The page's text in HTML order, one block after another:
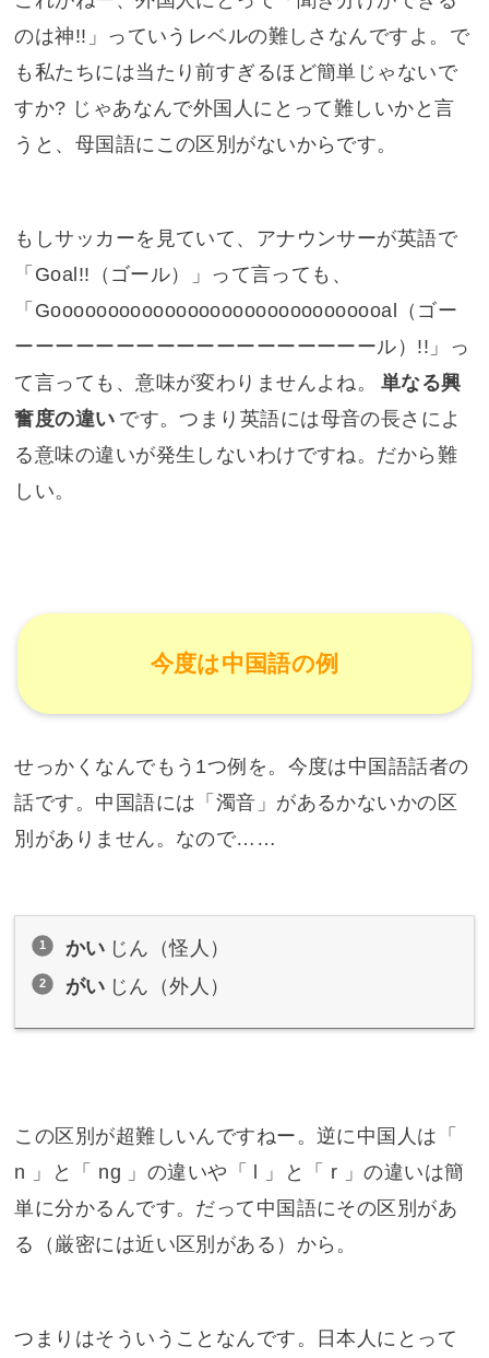
のは神!!」っていうレベルの難しさなんですよ。で
も私たちには当たり前すぎるほど簡単じゃないで
すか? じゃあなんで外国人にとって難しいかと言
うと、母国語にこの区別がないからです。
もしサッカーを見ていて、アナウンサーが英語で
「Goal!!（ゴール）」って言っても、
「Goooooooooooooooooooooooooooooal（ゴー
ーーーーーーーーーーーーーーーーーール）!!」っ
て言っても、意味が変わりませんよね。
単なる興
奮度の違い です。つまり英語には母音の長さによ
る意味の違いが発生しないわけですね。だから難
しい。
今度は中国語の例
せっかくなんでもう1つ例を。今度は中国語話者の
話です。中国語には「濁音」があるかないかの区
別がありません。なので……
かい じん（怪人）
がい じん（外人）
この区別が超難しいんですねー。逆に中国人は「
n 」と「 ng 」の違いや「 l 」と「 r 」の違いは簡
単に分かるんです。だって中国語にその区別があ
る（厳密には近い区別がある）から。
つまりはそういうことなんです。日本人にとって